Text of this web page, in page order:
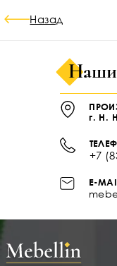
Назад
Наши
г. Н.
+7
E-